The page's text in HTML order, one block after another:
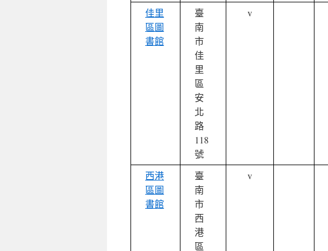
佳里
區圖
書館
臺
南
市
佳
里
區
安
北
路
118
號
v
西港
區圖
書館
臺
南
市
西
港
區
v